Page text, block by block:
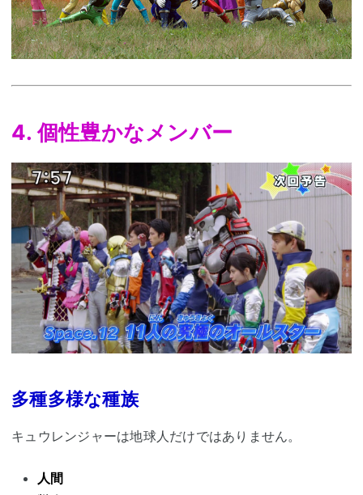
4. 個性豊かなメンバー
多種多様な種族
キュウレンジャーは地球人だけではありません。
人間